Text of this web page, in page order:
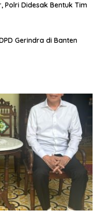
Polri Didesak Bentuk Tim
Gerindra di Banten